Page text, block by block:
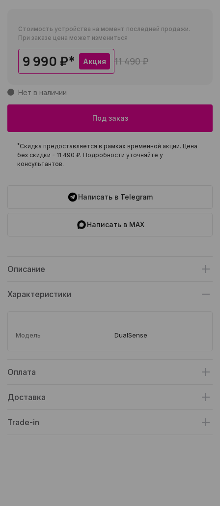
Стоимость устройства на момент последней продажи.
При заказе цена может измениться
9 990 ₽* Акция 11 490 ₽
Нет в наличии
Под заказ
*Скидка предоставляется в рамках временной акции. Цена
без скидки - 11 490 ₽. Подробности уточняйте у
консультантов.
Написать в Telegram
Написать в MAX
Описание
Характеристики
Модель DualSense
Оплата
Доставка
Trade-in